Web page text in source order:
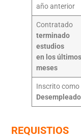
año anterior
Contratado
terminado
estudios
en los
meses
Inscrito como
Desempleado
REQUISTIOS